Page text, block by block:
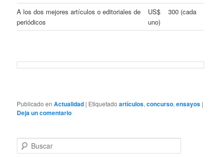
A los dos mejores artículos o editoriales de
periódicos
US$ 300 (cada
uno)
Publicado en Actualidad | Etiquetado artículos,concurso,ensayos |
Deja un comentario
u